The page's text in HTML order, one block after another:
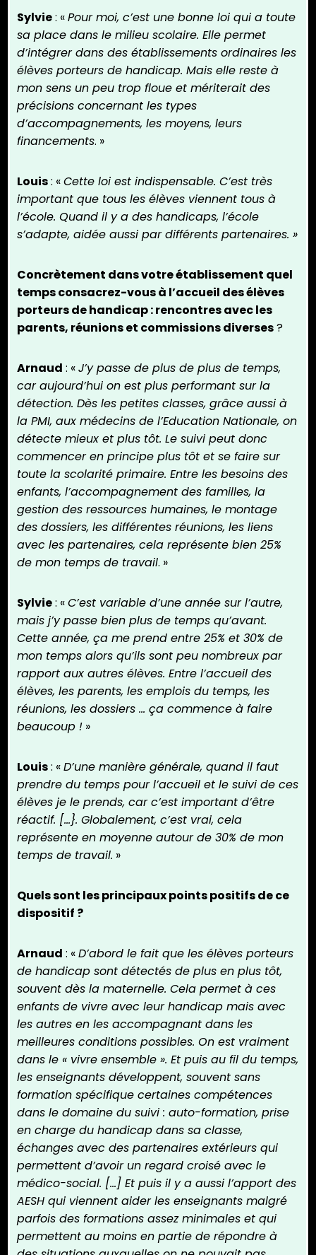
Sylvie: «Pour moi, c’est une bonne loi qui a toute
sa place dans le milieu scolaire. Elle permet
d’intégrer dans des établissements ordinaires les
élèves porteurs de handicap. Mais elle reste à
mon sens un peu trop floue et mériterait des
précisions concernant les types
d’accompagnements, les moyens, leurs
financements. »
Louis: «Cette loi est indispensable. C’est très
important que tous les élèves viennent tous à
l’école. Quand il y a des handicaps, l’école
s’adapte, aidée aussi par différents partenaires. »
Concrètement dans votre établissement quel
temps consacrez-vous à l’accueil des élèves
porteurs de handicap : rencontres avec les
parents, réunions et commissions diverses?
Arnaud : «J’y passe de plus de plus de temps,
car aujourd’hui on est plus performant sur la
détection. Dès les petites classes, grâce aussi à
la PMI, aux médecins de l’Education Nationale, on
détecte mieux et plus tôt. Le suivi peut donc
commencer en principe plus tôt et se faire sur
toute la scolarité primaire. Entre les besoins des
enfants, l’accompagnement des familles, la
gestion des ressources humaines, le montage
des dossiers, les différentes réunions, les liens
avec les partenaires, cela représente bien 25%
de mon temps de travail. »
Sylvie: «C’est variable d’une année sur l’autre,
mais j’y passe bien plus de temps qu’avant.
Cette année, ça me prend entre 25% et 30% de
mon temps alors qu’ils sont peu nombreux par
rapport aux autres élèves. Entre l’accueil des
élèves, les parents, les emplois du temps, les
réunions, les dossiers … ça commence à faire
beaucoup ! »
Louis: «D’une manière générale, quand il faut
prendre du temps pour l’accueil et le suivi de ces
élèves je le prends, car c’est important d’être
réactif. […}. Globalement, c’est vrai, cela
représente en moyenne autour de 30% de mon
temps de travail. »
Quels sont les principaux points positifs de ce
dispositif ?
Arnaud : «D’abord le fait que les élèves porteurs
de handicap sont détectés de plus en plus tôt,
souvent dès la maternelle. Cela permet à ces
enfants de vivre avec leur handicap mais avec
les autres en les accompagnant dans les
meilleures conditions possibles. On est vraiment
dans le « vivre ensemble ». Et puis au fil du temps,
les enseignants développent, souvent sans
formation spécifique certaines compétences
dans le domaine du suivi : auto-formation, prise
en charge du handicap dans sa classe,
échanges avec des partenaires extérieurs qui
permettent d’avoir un regard croisé avec le
médico-social. […] Et puis il y a aussi l’apport des
AESH qui viennent aider les enseignants malgré
parfois des formations assez minimales et qui
permettent au moins en partie de répondre à